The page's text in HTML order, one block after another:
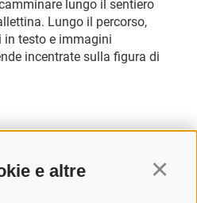
e altre
lungo il sentiero
Lungo il percorso,
testo e immagini
incentrate sulla figura di